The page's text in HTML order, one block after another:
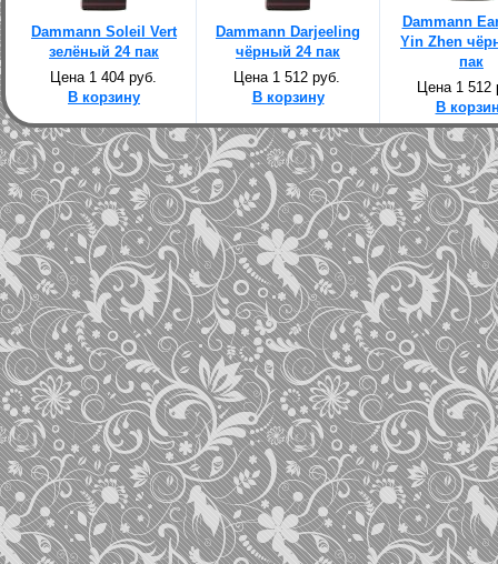
Dammann Soleil Vert
зелёный 24 пак
Цена 1 404 руб.
В корзину
Dammann Darjeeling
чёрный 24 пак
Цена 1 512 руб.
В корзину
Dammann
Yin Zhen
пак
Цена 1 512
В